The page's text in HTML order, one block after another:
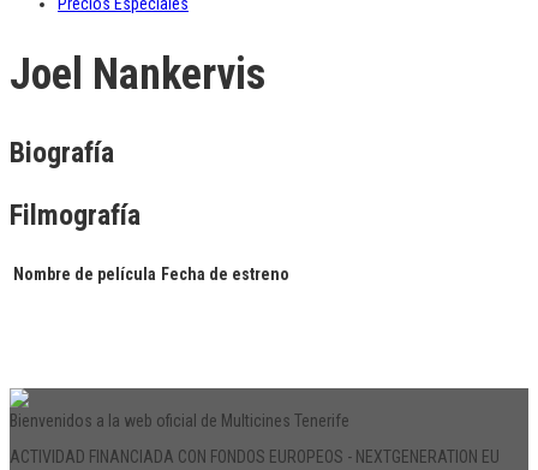
Joel Nankervis
Biografía
Filmografía
Nombre de película Fecha de estreno
Bienvenidos a la web oficial de Multicines Tenerife
ACTIVIDAD FINANCIADA CON FONDOS EUROPEOS - NEXTGENERATION EU